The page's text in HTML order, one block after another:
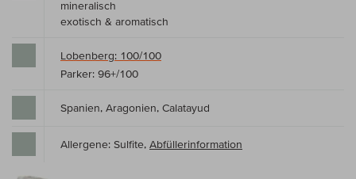
mineralisch
exotisch & aromatisch
Lobenberg: 100/100
Parker: 96+/100
Spanien, Aragonien, Calatayud
Allergene: Sulfite, Abfüllerinformation